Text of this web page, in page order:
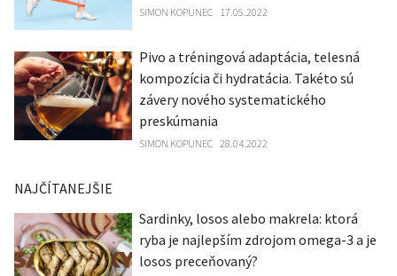
SIMON KOPUNEC 17.05.2022
Pivo a tréningová adaptácia, telesná
kompozícia či hydratácia. Takéto sú
závery nového systematického
preskúmania
SIMON KOPUNEC 28.04.2022
NAJČÍTANEJŠIE
Sardinky, losos alebo makrela: ktorá
ryba je najlepším zdrojom omega-3 a je
losos preceňovaný?